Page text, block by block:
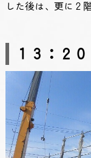
した後は、更に２
１３：２